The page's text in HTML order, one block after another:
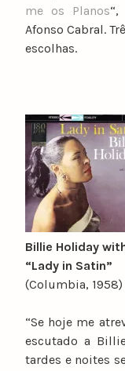
me os Planos“,
Afonso Cabral.
escolhas.
Billie Holiday
“Lady in Satin”
(Columbia, 1958)
“Se hoje me
escutado a
tardes e noites